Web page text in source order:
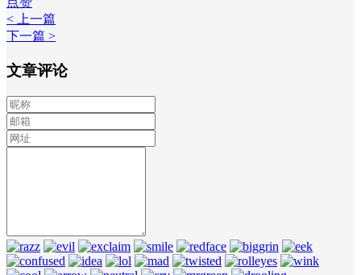
< 上一篇
下一篇 >
文章评论